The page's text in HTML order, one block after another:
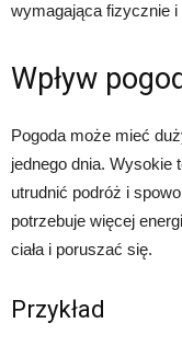
wymagająca fizycznie
Wpływ
Pogoda może mieć
jednego dnia. Wysokie
utrudnić podróż i
potrzebuje więcej
ciała i poruszać się.
Przykład